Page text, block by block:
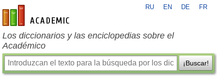
es-academic.com
RU EN DE FR
Los diccionarios y las enciclopedias sobre el
Académico
¡Buscar!